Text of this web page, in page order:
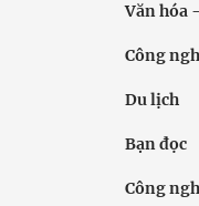
Văn hóa
Công
Du lịch
Bạn đọc
Công